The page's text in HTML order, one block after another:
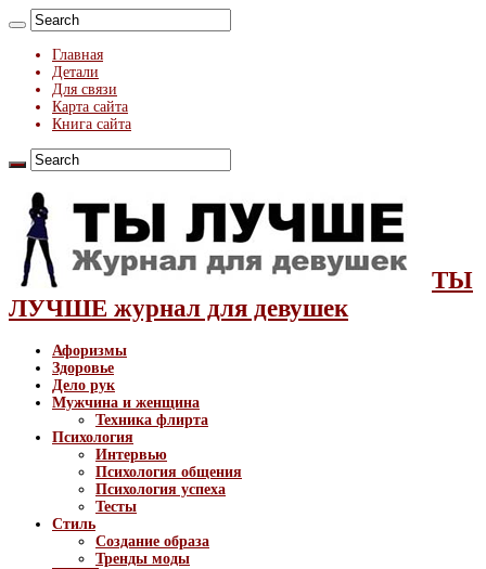
Главная
Детали
Для связи
Карта сайта
Книга сайта
ТЫ
ЛУЧШЕ журнал для девушек
Афоризмы
Здоровье
Дело рук
Мужчина и женщина
Техника флирта
Психология
Интервью
Психология общения
Психология успеха
Тесты
Стиль
Создание образа
Тренды моды